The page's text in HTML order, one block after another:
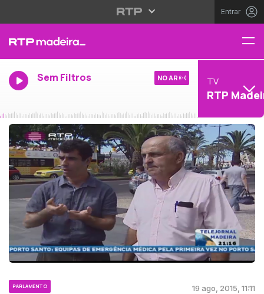
Entrar
Sem Filtros NO AR TV
RTP
PARLAMENTO 19 ago, 2015, 11:11